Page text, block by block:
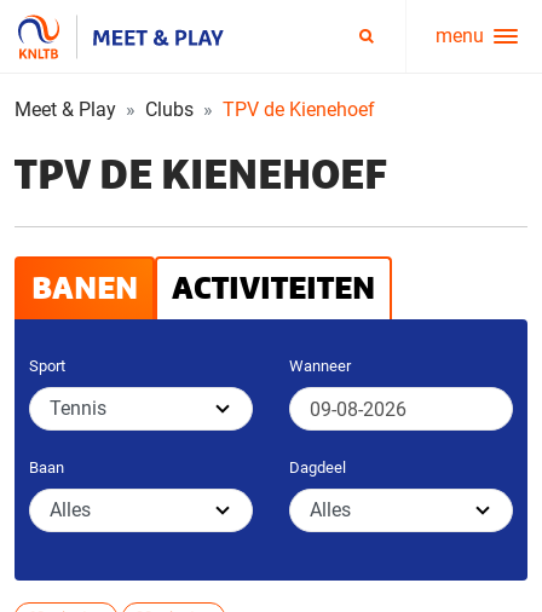
Service
menu
menu
Meet & Play Clubs TPV de Kienehoef
TPV DE KIENEHOEF
BANEN ACTIVITEITEN
Sport Wanneer
Baan Dagdeel